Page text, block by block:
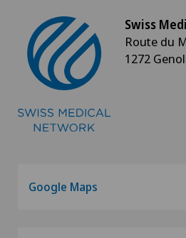
Swiss
Route du
1272
Google Maps